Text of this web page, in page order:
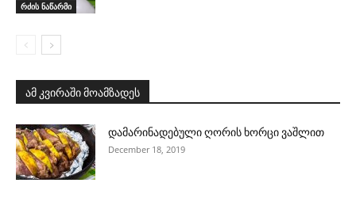
რძის ნაწარმი
ამ კვირაში მოამზადეს
დამარინადებული ღორის ხორცი ვაშლით
December 18, 2019